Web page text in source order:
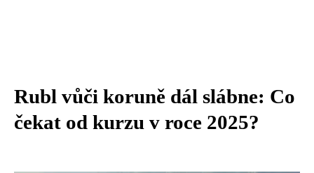
Rubl vůči koruně dál slábne: Co
čekat od kurzu v roce 2025?